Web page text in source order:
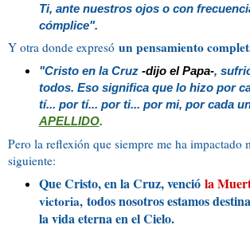
Ti, ante nuestros ojos o con
cómplice".
Y otra donde expresó un pensamiento
"Cristo en la Cruz -dijo el Papa-,
todos. Eso significa que lo hizo por
tí... por tí... por ti... por mi, por cada
APELLIDO.
Pero la reflexión que siempre me ha impactado
siguiente:
Que Cristo, en la Cruz, venció la
victoria, todos nosotros estamos
la vida eterna en el Cielo.